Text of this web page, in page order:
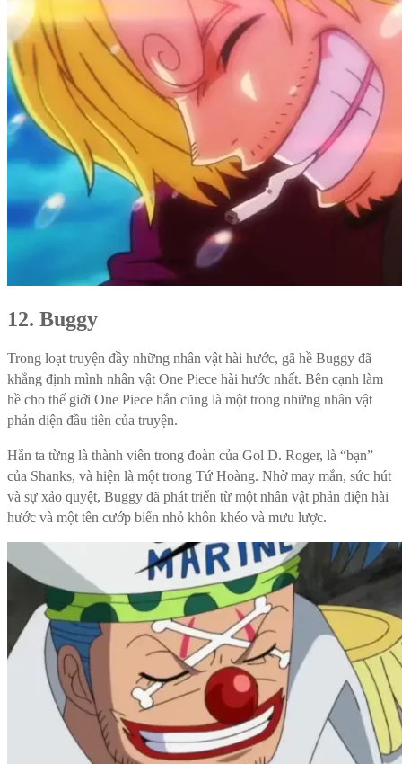
12. Buggy
Trong loạt truyện đầy những nhân vật hài hước, gã hề Buggy đã
khẳng định mình nhân vật One Piece hài hước nhất. Bên cạnh làm
hề cho thế giới One Piece hắn cũng là một trong những nhân vật
phản diện đầu tiên của truyện.
Hắn ta từng là thành viên trong đoàn của Gol D. Roger, là “bạn”
của Shanks, và hiện là một trong Tứ Hoàng. Nhờ may mắn, sức hút
và sự xảo quyệt, Buggy đã phát triển từ một nhân vật phản diện hài
hước và một tên cướp biển nhỏ khôn khéo và mưu lược.